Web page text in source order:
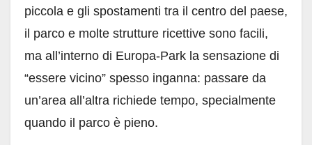
piccola e gli spostamenti tra il centro del paese,
il parco e molte strutture ricettive sono facili,
ma all’interno di Europa-Park la sensazione di
“essere vicino” spesso inganna: passare da
un’area all’altra richiede tempo, specialmente
quando il parco è pieno.